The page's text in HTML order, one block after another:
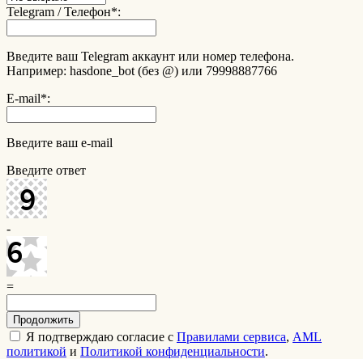
Telegram / Телефон*:
Введите ваш Telegram аккаунт или номер телефона.
Например: hasdone_bot (без @) или 79998887766
E-mail*:
Введите ваш e-mail
Введите ответ
-
=
Я подтверждаю согласие с Правилами сервиса, AML
политикой и Политикой конфиденциальности.